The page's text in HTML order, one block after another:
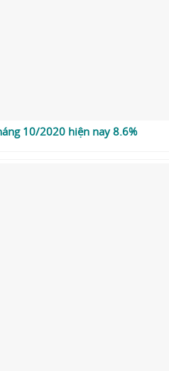
10/2020 hiện nay 8.6%